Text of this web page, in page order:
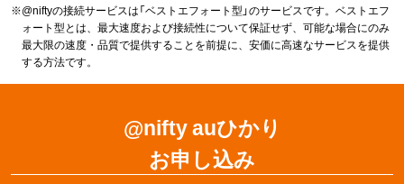
※@niftyの接続サービスは「ベストエフォート型」のサービスです。ベストエフ
ォート型とは、最大速度および接続性について保証せず、可能な場合にのみ
最大限の速度・品質で提供することを前提に、安価に高速なサービスを提供
する方法です。
@nifty auひかり
お申し込み